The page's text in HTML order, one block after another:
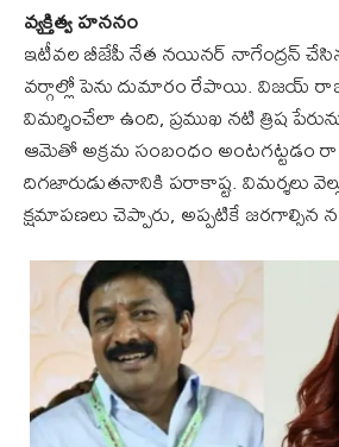
వ్యక్తిత్వ హననం
ఇటీవల బీజేపీ నేత నయినర్ నాగేంద్రన్
వర్గాల్లో పెను దుమారం రేపాయి. విజయ్
విమర్శించేలా ఉంది, ప్రముఖ నటి త్రిష
ఆమెతో అక్రమ సంబంధం అంటగట్టడం
దిగజారుడుతనానికి పరాకాష్ట. విమర్శలు
క్షమాపణలు చెప్పారు, అప్పటికే జరగాల్సిన